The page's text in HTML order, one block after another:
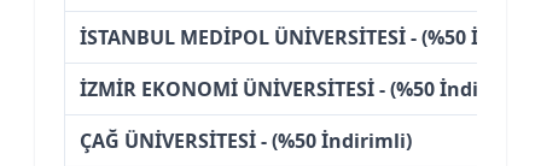
İSTANBUL MEDİPOL ÜNİVERSİTESİ - (%50
İZMİR EKONOMİ ÜNİVERSİTESİ - (%50 İndirimli)
ÇAĞ ÜNİVERSİTESİ - (%50 İndirimli)